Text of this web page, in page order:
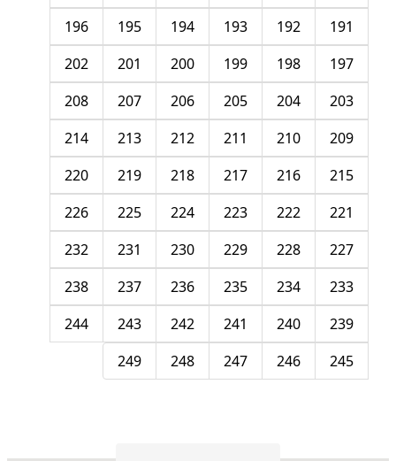
191
192
193
194
195
196
197
198
199
200
201
202
203
204
205
206
207
208
209
210
211
212
213
214
215
216
217
218
219
220
221
222
223
224
225
226
227
228
229
230
231
232
233
234
235
236
237
238
239
240
241
242
243
244
245
246
247
248
249